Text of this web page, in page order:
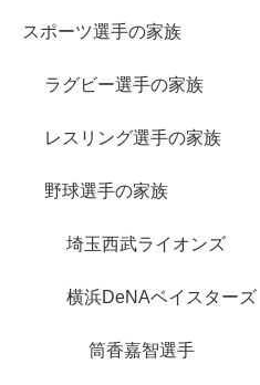
スポーツ選手の家族
ラグビー選手の家族
レスリング選手の家族
野球選手の家族
埼玉西武ライオンズ
横浜DeNAベイスターズ
筒香嘉智選手